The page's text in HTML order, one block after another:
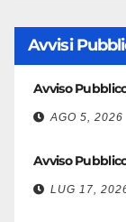
Avvisi
Avviso
AGO 5, 2026
Avviso
LUG 17,